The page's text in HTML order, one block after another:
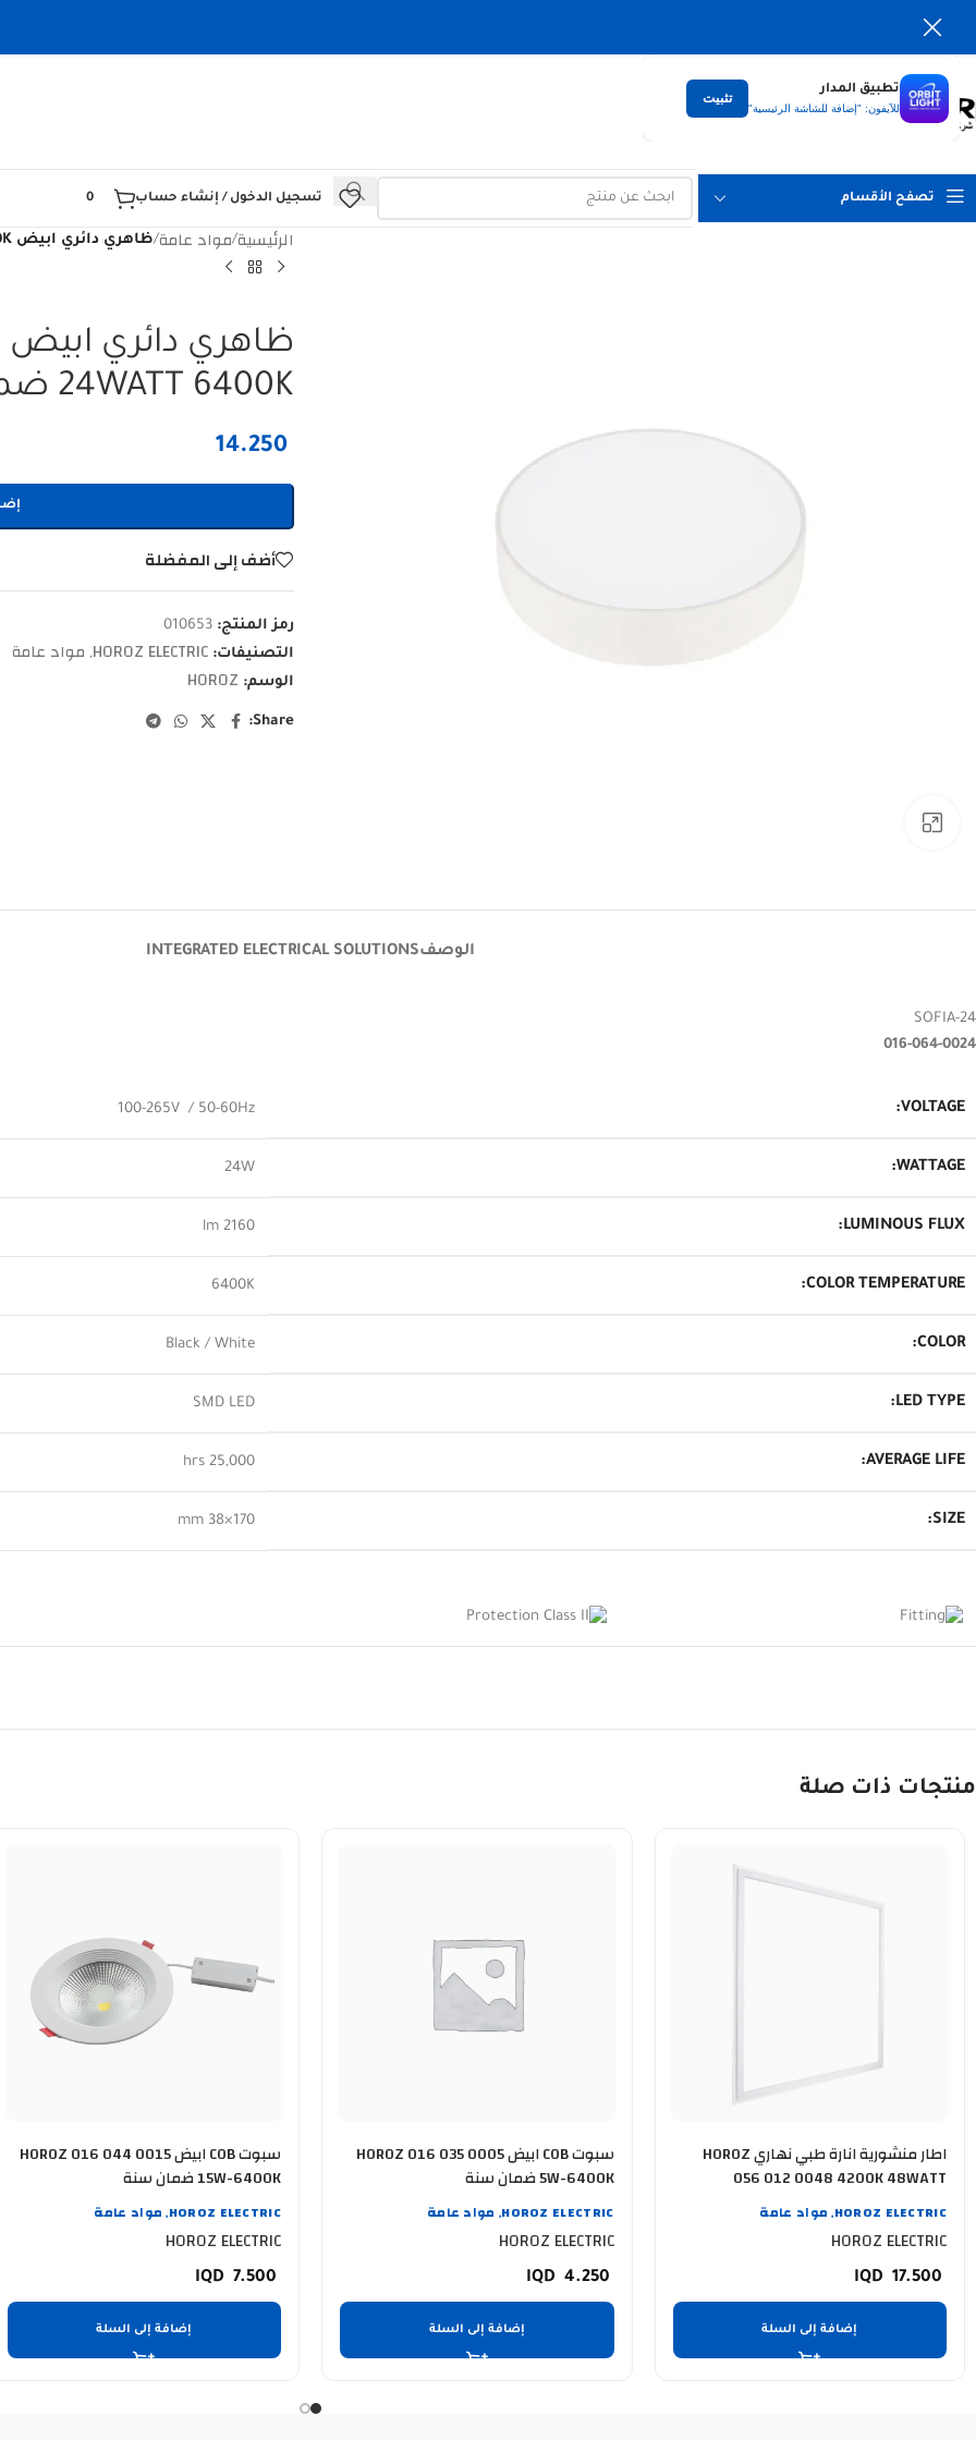
تطبيق المدار
للآيفون: "إضافة للشاشة الرئيسية"
تثبيت التوصيل
لكل العراق
تصفح الأقسام تسجيل الدخول / إنشاء حساب 0
الرئيسية/مواد عامة/ظاهري دائري ابيض HOROZ 016 064 0024 24WATT 6400K ضمان سنة
24WATT 6400K ضمان سنة
14.250
أضف إلى المفضلة
رمز المنتج: 010653
التصنيفات: HOROZ ELECTRIC
, مواد عامة
الوسم: HOROZ
Share:
الوصفINTEGRATED ELECTRICAL SOLUTIONS
SOFIA-24
016-064-0024
VOLTAGE:
100-265V / 50-60Hz
WATTAGE:
24W
LUMINOUS FLUX:
2160 lm
COLOR TEMPERATURE:
6400K
COLOR:
Black / White
LED TYPE:
SMD LED
AVERAGE LIFE:
25,000 hrs
SIZE:
170×38 mm
منتجات ذات صلة
اطار منشورية انارة طبي نهاري HOROZ
056 012 0048 4200K 48WATT
HOROZ ELECTRIC
, مواد عامة
HOROZ ELECTRIC
17.500
إضافة إلى السلة
سبوت COB ابيض HOROZ 016 035 0005
5W-6400K ضمان سنة
HOROZ ELECTRIC
, مواد عامة
HOROZ ELECTRIC
4.250
إضافة إلى السلة
سبوت COB ابيض HOROZ 016 044 0015
15W-6400K ضمان سنة
HOROZ ELECTRIC
, مواد عامة
HOROZ ELECTRIC
7.500
إضافة إلى السلة